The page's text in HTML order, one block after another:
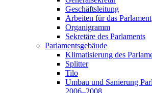
Geschäftsleitung
Arbeiten für das Parlament
Organigramm
Sekretäre des Parlaments
Parlamentsgebäude
Klimatisierung des
Splitter
Tilo
Umbau und Sanierung